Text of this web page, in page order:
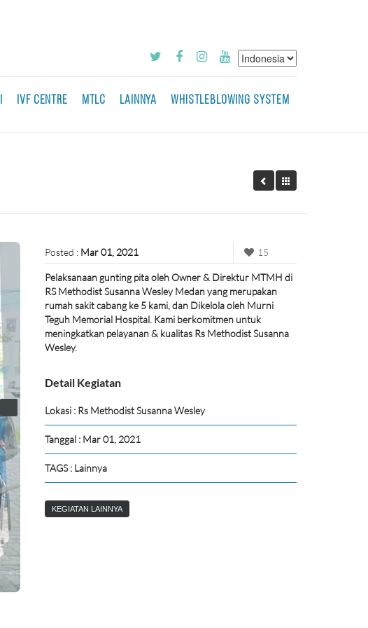
IVF CENTRE MTLC LAINNYA WHISTLEBLOWING SYSTEM
Posted : Mar 01, 2021 15
Pelaksanaan gunting pita oleh Owner & Direktur MTMH di
RS Methodist Susanna Wesley Medan yang merupakan
rumah sakit cabang ke 5 kami, dan Dikelola oleh Murni
Teguh Memorial Hospital. Kami berkomitmen untuk
meningkatkan pelayanan & kualitas Rs Methodist Susanna
Wesley.
Detail Kegiatan
Lokasi : Rs Methodist Susanna Wesley
Tanggal : Mar 01, 2021
TAGS : Lainnya
KEGIATAN LAINNYA